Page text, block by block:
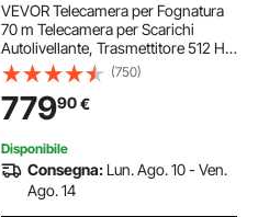
VEVOR Telecamera per Fognatura
70 m Telecamera per Scarichi
Autolivellante, Trasmettitore 512 Hz
Contatore di Distanza, Schermo
228,6 mm Telecamera Idraulica HD
1080P, Telecamera Fognaria, Luci-
12 LED
(750)
77990€
Disponibile
Consegna: Lun. Ago. 10 - Ven.
Ago. 14